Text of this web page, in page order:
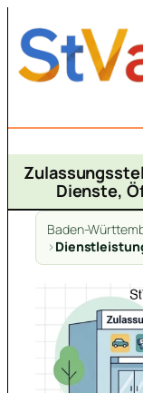
Inhalt
springen
Dienste,
Baden-
>